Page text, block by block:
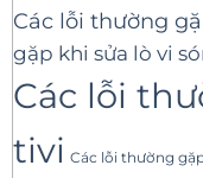
Các lỗi thường
gặp khi sửa lò vi
Các lỗi
tivi Các lỗi thường